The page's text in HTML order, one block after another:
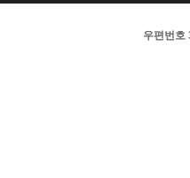
우편번호